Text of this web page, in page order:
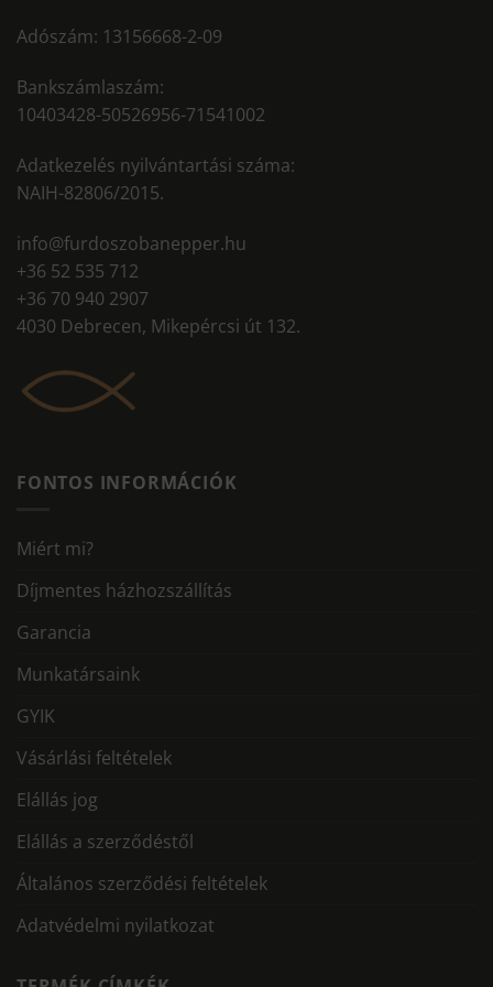
Adószám: 13156668-2-09
Bankszámlaszám:
10403428-50526956-71541002
Adatkezelés nyilvántartási száma:
NAIH-82806/2015.
info@furdoszobanepper.hu
+36 52 535 712
+36 70 940 2907
4030 Debrecen, Mikepércsi út 132.
FONTOS INFORMÁCIÓK
Miért mi?
Díjmentes házhozszállítás
Garancia
Munkatársaink
GYIK
Vásárlási feltételek
Elállás jog
Elállás a szerződéstől
Általános szerződési feltételek
Adatvédelmi nyilatkozat